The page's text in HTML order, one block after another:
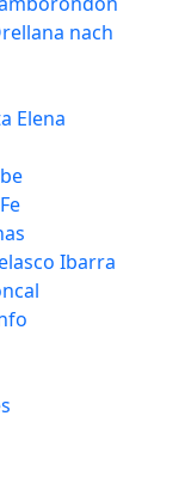
nach
Elena
Ibarra